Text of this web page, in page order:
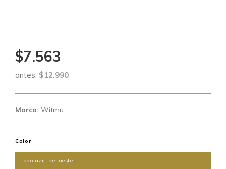
$7.563
antes: $12.990
Marca: Witmu
Color
Lago azul del oeste